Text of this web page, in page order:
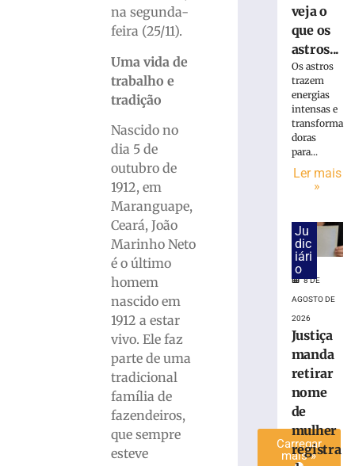
na segunda-
feira (25/11).
Uma vida de
trabalho e
tradição
Nascido no
dia 5 de
outubro de
1912, em
Maranguape,
Ceará, João
Marinho Neto
é o último
homem
nascido em
1912 a estar
vivo. Ele faz
parte de uma
tradicional
família de
fazendeiros,
que sempre
esteve
Horóscopo
hoje:
astros
reservam
domingo,
09/08
Carregar
mais »
veja o
que os
astros...
Os astros
trazem
energias
intensas e
transforma
doras
para...
Ler mais
»
Ju
dic
iári
o
8 DE
AGOSTO DE
2026
Justiça
manda
retirar
nome
de
mulher
registra